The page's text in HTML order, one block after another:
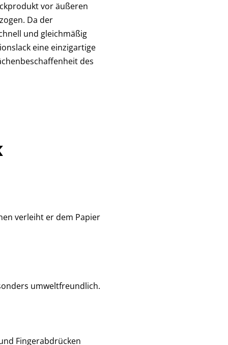
vor äußeren
Da der
und gleichmäßig
eine einzigartige
des
verleiht er dem Papier
umweltfreundlich.
Fingerabdrücken